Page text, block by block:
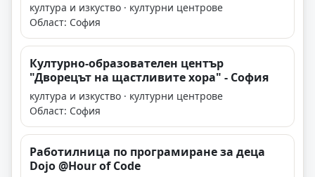
култура и изкуство · културни центрове
Област: София
Културно-образователен център
"Дворецът на щастливите хора" - София
култура и изкуство · културни центрове
Област: София
Работилница по програмиране за деца
Dojo @Hour of Code